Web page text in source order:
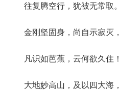
往复腾空行，犹被无常取。
金刚坚固身，尚自示寂灭，
凡识如芭蕉，云何欲久住！
大地妙高山，及以四大海，